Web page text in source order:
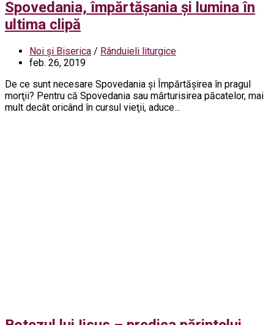
Spovedania, împărtășania și lumina în
ultima clipă
Noi și Biserica / Rânduieli liturgice
feb. 26, 2019
De ce sunt necesare Spovedania şi Împărtăşirea în pragul
morţii? Pentru că Spovedania sau mărturisirea păcatelor, mai
mult decât oricând în cursul vieţii, aduce...